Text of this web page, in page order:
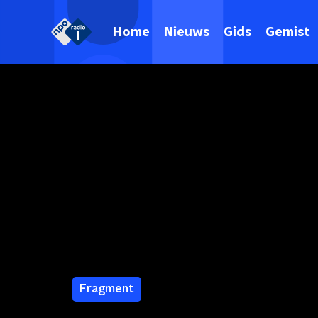
Home Nieuws Gids Gemist
Fragment